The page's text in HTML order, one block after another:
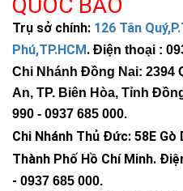
QUỐC BẢO
Trụ sở chính: 126 Tân
Phú,TP.HCM . Điện thoại :
Chi Nhánh Đồng Nai: 2394
An, TP. Biên Hòa, Tỉnh
990 - 0937 685 000.
Chi Nhánh Thủ Đức: 58E Gò
Thành Phố Hồ Chí Minh.
- 0937 685 000.